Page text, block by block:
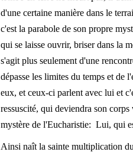
d'une certaine manière dans le
c'est la parabole de son propre
qui se laisse ouvrir, briser dans la
s'agit plus seulement d'une
dépasse les limites du temps et de
eux, et ceux-ci parlent avec lui et
ressuscité, qui deviendra son
mystère de l'Eucharistie: Lui, qui
Ainsi naît la sainte multiplication